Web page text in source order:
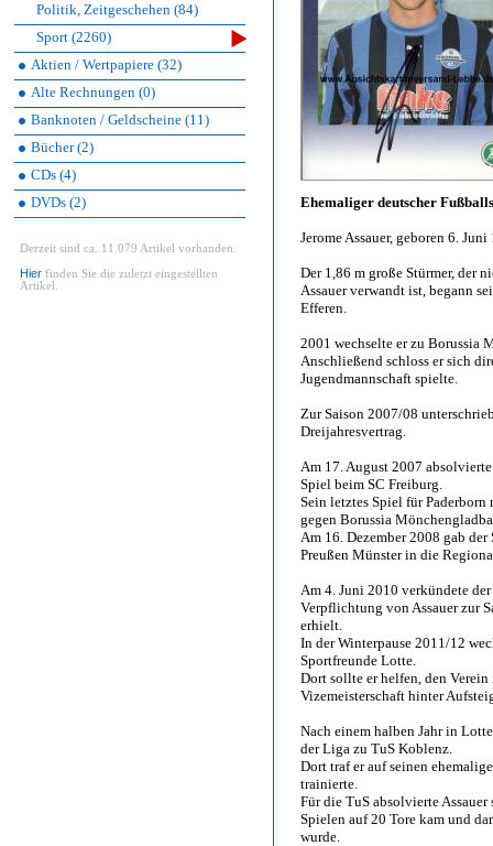
Politik, Zeitgeschehen (84)
Sport (2260)
Aktien / Wertpapiere (32)
Alte Rechnungen (0)
Banknoten / Geldscheine (11)
Bücher (2)
CDs (4)
DVDs (2)
Derzeit sind ca. 11.079 Artikel vorhanden.
Hier finden Sie die zuletzt eingestellten
Artikel.
Ehemaliger deutscher
Jerome Assauer, geboren 6.
Der 1,86 m große Stürmer, der
Assauer verwandt ist, begann
Efferen.
2001 wechselte er zu Borussia
Anschließend schloss er sich
Jugendmannschaft spielte.
Zur Saison 2007/08
Dreijahresvertrag.
Am 17. August 2007
Spiel beim SC Freiburg.
Sein letztes Spiel für
gegen Borussia
Am 16. Dezember 2008 gab der
Preußen Münster in die
Am 4. Juni 2010 verkündete
Verpflichtung von Assauer zur
erhielt.
In der Winterpause 2011/12
Sportfreunde Lotte.
Dort sollte er helfen, den
Vizemeisterschaft hinter
Nach einem halben Jahr in
der Liga zu TuS Koblenz.
Dort traf er auf seinen
trainierte.
Für die TuS absolvierte
Spielen auf 20 Tore kam und
wurde.